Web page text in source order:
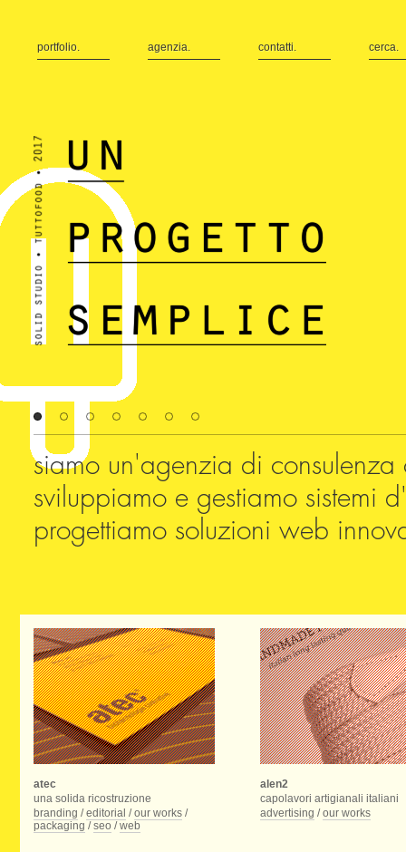
portfolio. agenzia. contatti. cerca.
siamo un'agenzia di consulenza
sviluppiamo e gestiamo sistemi
progettiamo soluzioni web
atec
una solida ricostruzione
branding /editorial /our works /
packaging /seo /web
alen2
capolavori artigianali italiani
advertising /our works